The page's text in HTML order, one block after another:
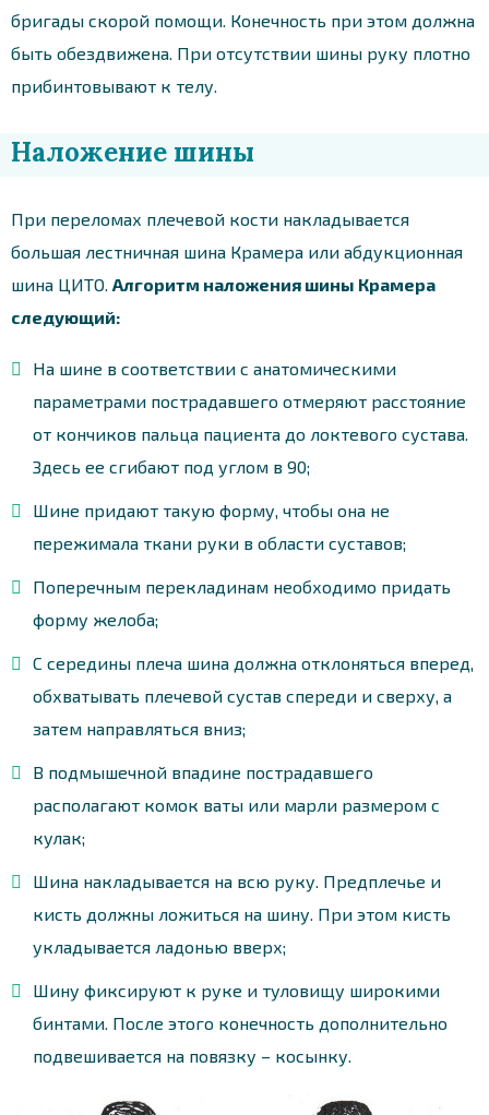
бригады скорой помощи. Конечность при этом должна
быть обездвижена. При отсутствии шины руку плотно
прибинтовывают к телу.
Наложение шины
При переломах плечевой кости накладывается
большая лестничная шина Крамера или абдукционная
шина ЦИТО. Алгоритм наложения шины Крамера
следующий:
На шине в соответствии с анатомическими
параметрами пострадавшего отмеряют расстояние
от кончиков пальца пациента до локтевого сустава.
Здесь ее сгибают под углом в 90;
Шине придают такую форму, чтобы она не
пережимала ткани руки в области суставов;
Поперечным перекладинам необходимо придать
форму желоба;
С середины плеча шина должна отклоняться вперед,
обхватывать плечевой сустав спереди и сверху, а
затем направляться вниз;
В подмышечной впадине пострадавшего
располагают комок ваты или марли размером с
кулак;
Шина накладывается на всю руку. Предплечье и
кисть должны ложиться на шину. При этом кисть
укладывается ладонью вверх;
Шину фиксируют к руке и туловищу широкими
бинтами. После этого конечность дополнительно
подвешивается на повязку – косынку.